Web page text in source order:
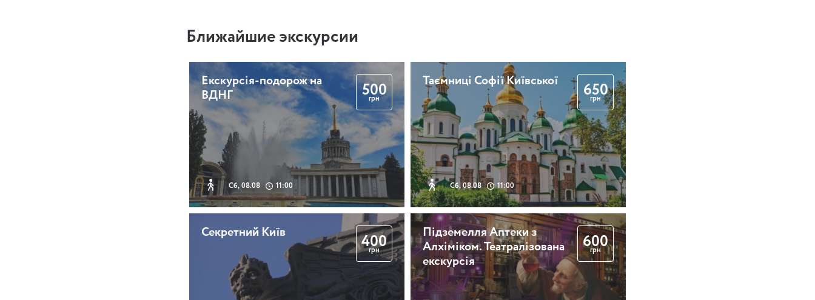
Ближайшие экскурсии
Екскурсія-подорож на
ВДНГ
Сб, 08.08 11:00
500
грн
Таємниці Софії Київської
Сб, 08.08 11:00
650
грн
Секретний Київ
400
грн
Підземелля Аптеки з
Алхіміком. Театралізована
екскурсія
600
грн